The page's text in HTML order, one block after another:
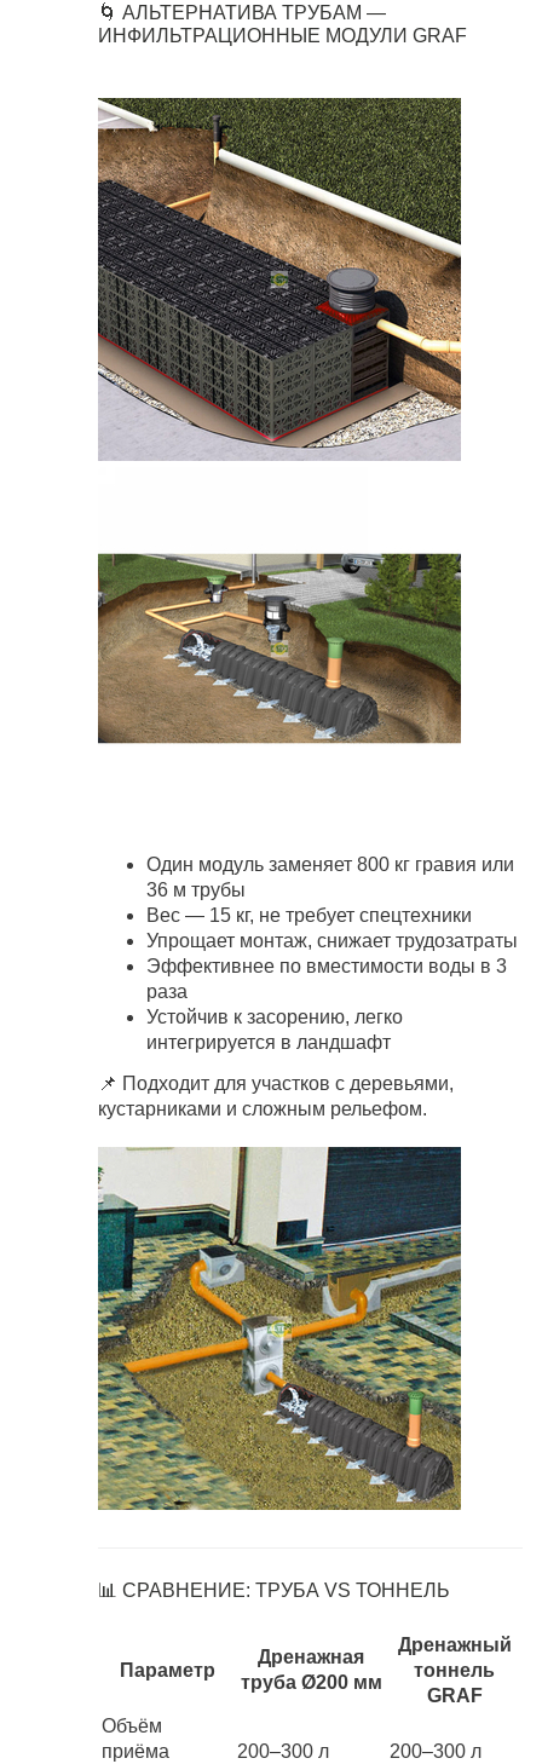
🌀 АЛЬТЕРНАТИВА ТРУБАМ —
ИНФИЛЬТРАЦИОННЫЕ МОДУЛИ GRAF
Один модуль заменяет 800 кг гравия или
36 м трубы
Вес — 15 кг, не требует спецтехники
Упрощает монтаж, снижает трудозатраты
Эффективнее по вместимости воды в 3
раза
Устойчив к засорению, легко
интегрируется в ландшафт
📌 Подходит для участков с деревьями,
кустарниками и сложным рельефом.
📊 СРАВНЕНИЕ: ТРУБА VS ТОННЕЛЬ
Параметр
Дренажная
труба Ø200 мм
Дренажный
тоннель
GRAF
Объём
приёма
200–300 л 200–300 л